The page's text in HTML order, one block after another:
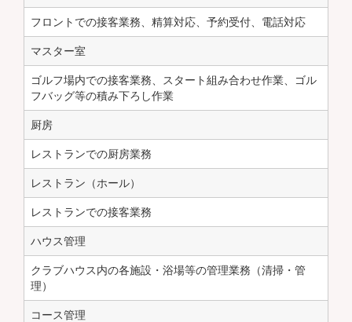
フロントでの接客業務、精算対応、予約受付、電話対応
マスター室
ゴルフ場内での接客業務、スタート組み合わせ作業、ゴル
フバッグ等の積み下ろし作業
厨房
レストランでの厨房業務
レストラン（ホール）
レストランでの接客業務
ハウス管理
クラブハウス内の各施設・浴場等の管理業務（清掃・管
理）
コース管理